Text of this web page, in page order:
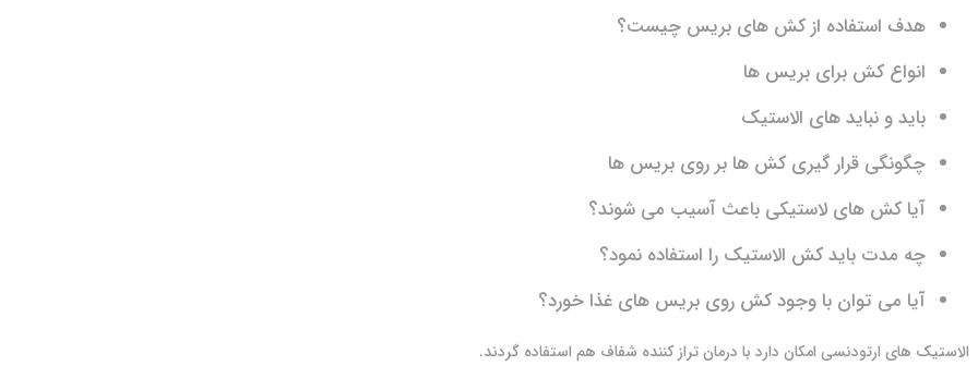
هدف استفاده از کش های بریس چیست؟
انواع کش برای بریس ها
باید و نباید های الاستیک
چگونگی قرار گیری کش ها بر روی بریس ها
آیا کش های لاستیکی باعث آسیب می شوند‍؟
چه مدت باید کش الاستیک را استفاده نمود؟
آیا می توان با وجود کش روی بریس های غذا خورد؟
الاستیک های ارتودنسی امکان دارد با درمان تراز کننده شفاف هم استفاده گردند.